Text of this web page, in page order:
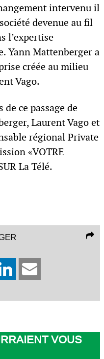
intervenu il
devenue au fil
l’expertise
Yann Mattenberger a
créée au milieu
Vago.
ce passage de
Laurent Vago et
régional Private
«VOTRE
La Télé.
VOUS